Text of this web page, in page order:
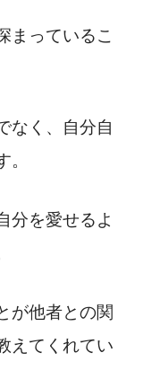
まっているこ
なく、自分自
分を愛せるよ
が他者との関
えてくれてい